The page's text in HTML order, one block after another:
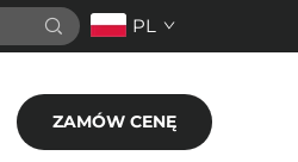
PL
ZAMÓW CENĘ